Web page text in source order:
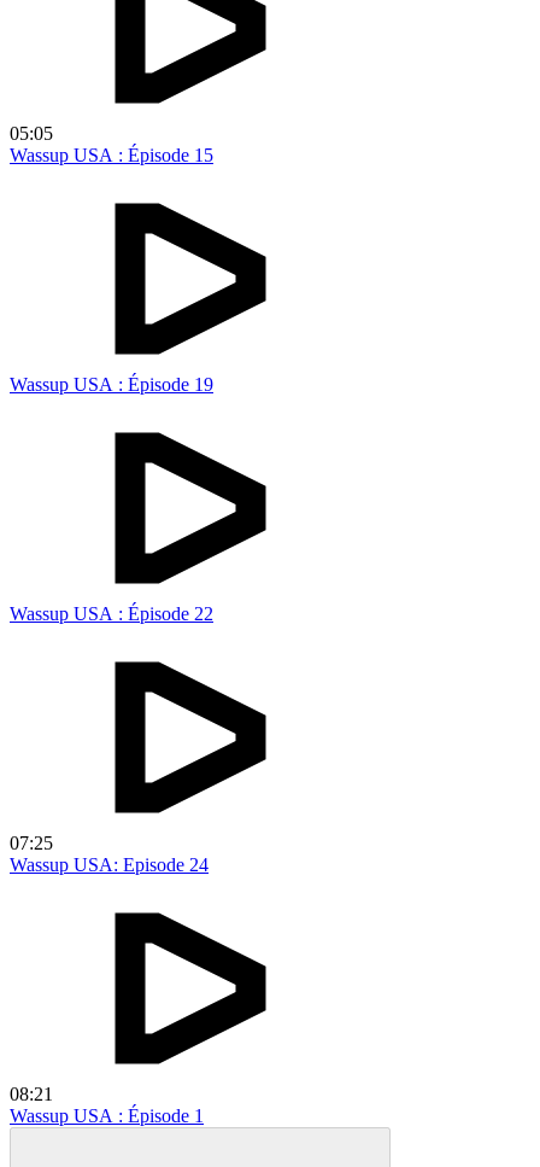
05:05
Wassup USA : Épisode 15
Wassup USA : Épisode 19
Wassup USA : Épisode 22
07:25
Wassup USA: Episode 24
08:21
Wassup USA : Épisode 1